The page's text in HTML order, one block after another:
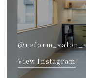
View Instagram